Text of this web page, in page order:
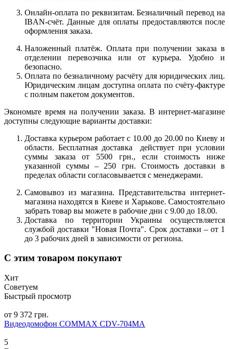
Онлайн-оплата по реквизитам. Безналичный перевод на
IBAN-счёт. Данные для оплаты предоставляются после
оформления заказа.
Наложенный платёж. Оплата при получении заказа в
отделении перевозчика или от курьера. Удобно и
безопасно.
Оплата по безналичному расчёту для юридических лиц.
Юридическим лицам доступна оплата по счёту-фактуре
с полным пакетом документов.
Экономьте время на получении заказа. В интернет-магазине
доступны следующие варианты доставки:
Доставка курьером работает с 10.00 до 20.00 по Киеву и
области. Бесплатная доставка действует при условии
суммы заказа от 5500 грн., если стоимость ниже
указанной суммы – 250 грн. Стоимость доставки в
пределах области согласовывается с менеджерами.
Самовывоз из магазина. Представительства интернет-
магазина находятся в Киеве и Харькове. Самостоятельно
забрать товар вы можете в рабочие дни с 9.00 до 18.00.
Доставка по территории Украины осуществляется
службой доставки "Новая Почта". Срок доставки – от 1
до 3 рабочих дней в зависимости от региона.
С этим товаром покупают
Хит
Советуем
Быстрый просмотр
от 9 372 грн.
Видеодомофон COMMAX CDV-704MA
5